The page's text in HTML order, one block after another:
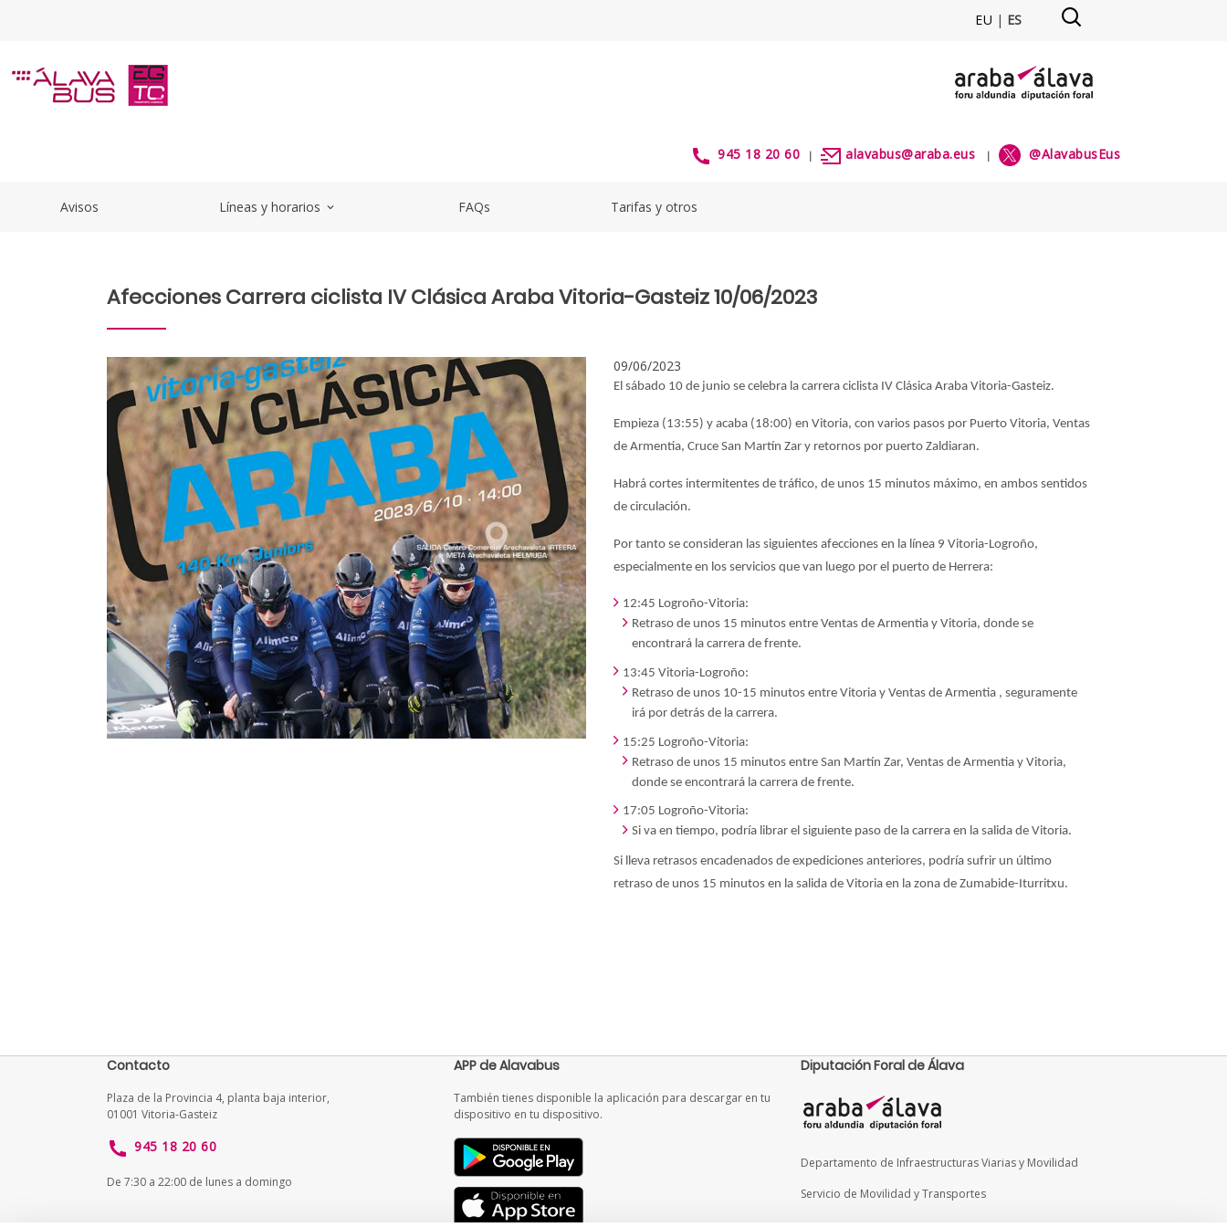
EU | ES
Afecciones Carrera ciclista IV Clásica Araba Vitoria-Gasteiz - alavabus
945 18 20 60 | alavabus@araba.eus | @AlavabusEus
Avisos Líneas y horarios expand_more FAQs Tarifas y otros
Afecciones Carrera ciclista IV Clásica Araba Vitoria-Gasteiz 10/06/2023
09/06/2023
El sábado 10 de junio se celebra la carrera ciclista IV Clásica Araba Vitoria-Gasteiz.
Empieza (13:55) y acaba (18:00) en Vitoria, con varios pasos por Puerto Vitoria, Ventas
de Armentia, Cruce San Martín Zar y retornos por puerto Zaldiaran.
Habrá cortes intermitentes de tráfico, de unos 15 minutos máximo, en ambos sentidos
de circulación.
Por tanto se consideran las siguientes afecciones en la línea 9 Vitoria-Logroño,
especialmente en los servicios que van luego por el puerto de Herrera:
12:45 Logroño-Vitoria:
Retraso de unos 15 minutos entre Ventas de Armentia y Vitoria, donde se
encontrará la carrera de frente.
13:45 Vitoria-Logroño:
Retraso de unos 10-15 minutos entre Vitoria y Ventas de Armentia , seguramente
irá por detrás de la carrera.
15:25 Logroño-Vitoria:
Retraso de unos 15 minutos entre San Martín Zar, Ventas de Armentia y Vitoria,
donde se encontrará la carrera de frente.
17:05 Logroño-Vitoria:
Si va en tiempo, podría librar el siguiente paso de la carrera en la salida de Vitoria.
Si lleva retrasos encadenados de expediciones anteriores, podría sufrir un último
retraso de unos 15 minutos en la salida de Vitoria en la zona de Zumabide-Iturritxu.
Contacto
Plaza de la Provincia 4, planta baja interior,
01001 Vitoria-Gasteiz
945 18 20 60
De 7:30 a 22:00 de lunes a domingo
APP de Alavabus
También tienes disponible la aplicación para descargar en tu
dispositivo en tu dispositivo.
Diputación Foral de Álava
Departamento de Infraestructuras Viarias y Movilidad
Servicio de Movilidad y Transportes